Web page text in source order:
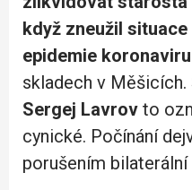
když zneužil
epidemie koronaviru
skladech v
Sergej Lavrov to
cynické. Počínání
porušením